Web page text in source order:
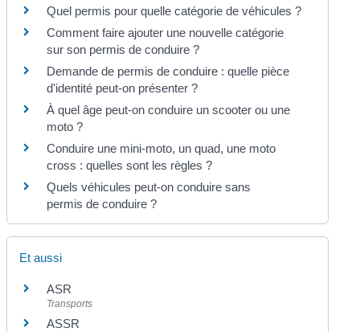
Quel permis pour quelle catégorie de véhicules ?
Comment faire ajouter une nouvelle catégorie
sur son permis de conduire ?
Demande de permis de conduire : quelle pièce
d'identité peut-on présenter ?
À quel âge peut-on conduire un scooter ou une
moto ?
Conduire une mini-moto, un quad, une moto
cross : quelles sont les règles ?
Quels véhicules peut-on conduire sans
permis de conduire ?
Et aussi
ASR
Transports
ASSR